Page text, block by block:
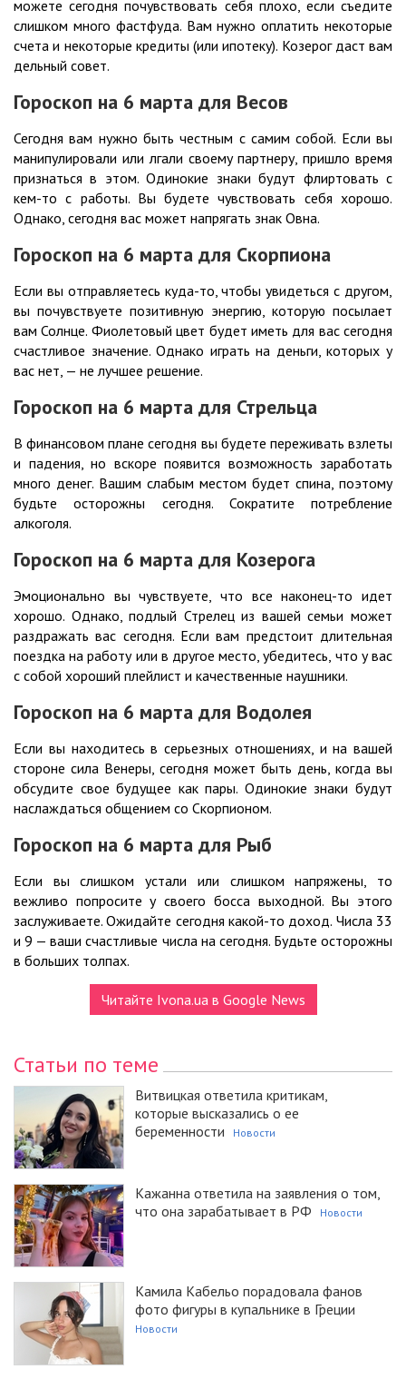
можете сегодня почувствовать себя плохо, если съедите
слишком много фастфуда. Вам нужно оплатить некоторые
счета и некоторые кредиты (или ипотеку). Козерог даст вам
дельный совет.
Гороскоп на 6 марта для Весов
Сегодня вам нужно быть честным с самим собой. Если вы
манипулировали или лгали своему партнеру, пришло время
признаться в этом. Одинокие знаки будут флиртовать с
кем-то с работы. Вы будете чувствовать себя хорошо.
Однако, сегодня вас может напрягать знак Овна.
Гороскоп на 6 марта для Скорпиона
Если вы отправляетесь куда-то, чтобы увидеться с другом,
вы почувствуете позитивную энергию, которую посылает
вам Солнце. Фиолетовый цвет будет иметь для вас сегодня
счастливое значение. Однако играть на деньги, которых у
вас нет, — не лучшее решение.
Гороскоп на 6 марта для Стрельца
В финансовом плане сегодня вы будете переживать взлеты
и падения, но вскоре появится возможность заработать
много денег. Вашим слабым местом будет спина, поэтому
будьте осторожны сегодня. Сократите потребление
алкоголя.
Гороскоп на 6 марта для Козерога
Эмоционально вы чувствуете, что все наконец-то идет
хорошо. Однако, подлый Стрелец из вашей семьи может
раздражать вас сегодня. Если вам предстоит длительная
поездка на работу или в другое место, убедитесь, что у вас
с собой хороший плейлист и качественные наушники.
Гороскоп на 6 марта для Водолея
Если вы находитесь в серьезных отношениях, и на вашей
стороне сила Венеры, сегодня может быть день, когда вы
обсудите свое будущее как пары. Одинокие знаки будут
наслаждаться общением со Скорпионом.
Гороскоп на 6 марта для Рыб
Если вы слишком устали или слишком напряжены, то
вежливо попросите у своего босса выходной. Вы этого
заслуживаете. Ожидайте сегодня какой-то доход. Числа 33
и 9 — ваши счастливые числа на сегодня. Будьте осторожны
в больших толпах.
Читайте Ivona.ua в Google News
Статьи по теме
Витвицкая ответила критикам,
которые высказались о ее
беременности
Новости
Кажанна ответила на заявления о том,
что она зарабатывает в РФ
Новости
Камила Кабельо порадовала фанов
фото фигуры в купальнике в Греции
Новости